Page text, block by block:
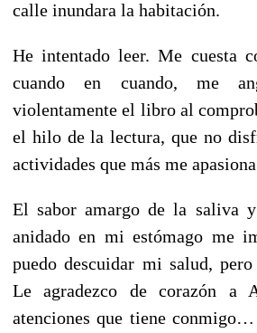
calle inundara la habitación.
He intentado leer. Me cuesta
cuando en cuando, me
violentamente el libro al
el hilo de la lectura, que no
actividades que más me
El sabor amargo de la saliva
anidado en mi estómago me
puedo descuidar mi salud, pero
Le agradezco de corazón a
atenciones que tiene